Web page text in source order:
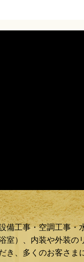
備工事・空調工事・
室）、内装や外装
き、多くのお客さ